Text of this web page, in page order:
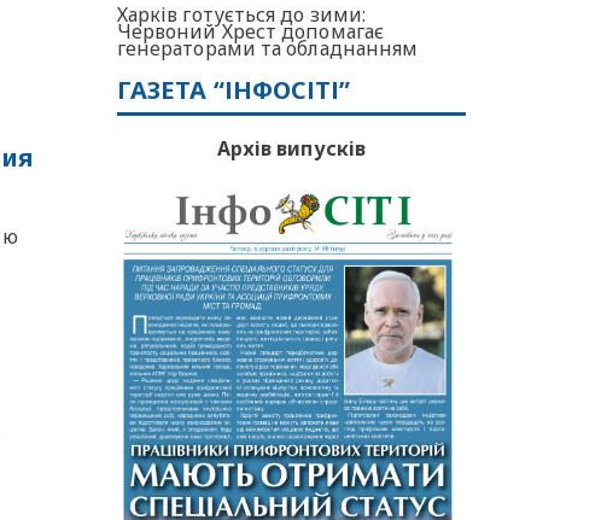
Харків готується до зими:
Червоний Хрест допомагає
генераторами та обладнанням
ГАЗЕТА “ІНФОСІТІ”
Архів випусків